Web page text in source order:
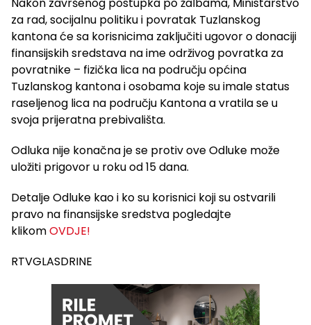
Nakon završenog postupka po žalbama, Ministarstvo
za rad, socijalnu politiku i povratak Tuzlanskog
kantona će sa korisnicima zaključiti ugovor o donaciji
finansijskih sredstava na ime održivog povratka za
povratnike – fizička lica na području općina
Tuzlanskog kantona i osobama koje su imale status
raseljenog lica na području Kantona a vratila se u
svoja prijeratna prebivališta.
Odluka nije konačna je se protiv ove Odluke može
uložiti prigovor u roku od 15 dana.
Detalje Odluke kao i ko su korisnici koji su ostvarili
pravo na finansijske sredstva pogledajte
klikomOVDJE!
RTVGLASDRINE